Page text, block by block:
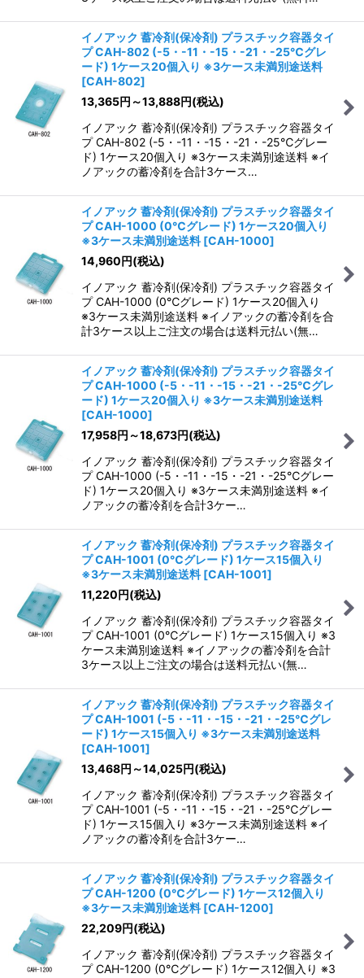
イノアック 蓄冷剤(保冷剤) プラスチック容器タイ
プ CAH-802 (-5・-11・-15・-21・-25℃グレ
ード) 1ケース20個入り ※3ケース未満別途送料
[CAH-802]
13,365円 ～13,888円(税込)
イノアック 蓄冷剤(保冷剤) プラスチック容器タイ
プ CAH-802 (-5・-11・-15・-21・-25℃グレー
ド) 1ケース20個入り ※3ケース未満別途送料 ※イ
ノアックの蓄冷剤を合計3ケース…
イノアック 蓄冷剤(保冷剤) プラスチック容器タイ
プ CAH-1000 (0℃グレード) 1ケース20個入り
※3ケース未満別途送料 [CAH-1000]
14,960円(税込)
イノアック 蓄冷剤(保冷剤) プラスチック容器タイ
プ CAH-1000 (0℃グレード) 1ケース20個入り
※3ケース未満別途送料 ※イノアックの蓄冷剤を合
計3ケース以上ご注文の場合は送料元払い(無…
イノアック 蓄冷剤(保冷剤) プラスチック容器タイ
プ CAH-1000 (-5・-11・-15・-21・-25℃グレ
ード) 1ケース20個入り ※3ケース未満別途送料
[CAH-1000]
17,958円 ～18,673円(税込)
イノアック 蓄冷剤(保冷剤) プラスチック容器タイ
プ CAH-1000 (-5・-11・-15・-21・-25℃グレー
ド) 1ケース20個入り ※3ケース未満別途送料 ※イ
ノアックの蓄冷剤を合計3ケー…
イノアック 蓄冷剤(保冷剤) プラスチック容器タイ
プ CAH-1001 (0℃グレード) 1ケース15個入り
※3ケース未満別途送料 [CAH-1001]
11,220円(税込)
イノアック 蓄冷剤(保冷剤) プラスチック容器タイ
プ CAH-1001 (0℃グレード) 1ケース15個入り ※3
ケース未満別途送料 ※イノアックの蓄冷剤を合計
3ケース以上ご注文の場合は送料元払い(無…
イノアック 蓄冷剤(保冷剤) プラスチック容器タイ
プ CAH-1001 (-5・-11・-15・-21・-25℃グレ
ード) 1ケース15個入り ※3ケース未満別途送料
[CAH-1001]
13,468円 ～14,025円(税込)
イノアック 蓄冷剤(保冷剤) プラスチック容器タイ
プ CAH-1001 (-5・-11・-15・-21・-25℃グレー
ド) 1ケース15個入り ※3ケース未満別途送料 ※イ
ノアックの蓄冷剤を合計3ケー…
イノアック 蓄冷剤(保冷剤) プラスチック容器タイ
プ CAH-1200 (0℃グレード) 1ケース12個入り
※3ケース未満別途送料 [CAH-1200]
22,209円(税込)
イノアック 蓄冷剤(保冷剤) プラスチック容器タイ
プ CAH-1200 (0℃グレード) 1ケース12個入り ※3